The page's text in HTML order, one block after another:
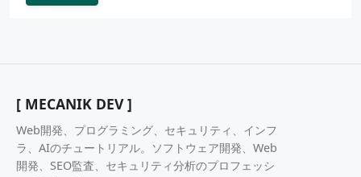
[ MECANIK DEV ]
Web開発、プログラミング、セキュリティ、インフ
ラ、AIのチュートリアル。ソフトウェア開発、Web
開発、SEO監査、セキュリティ分析のプロフェッシ